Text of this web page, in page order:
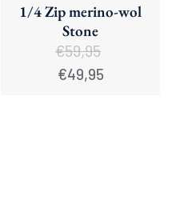
1/4 Zip merino-wol
Stone
€59,95
Oorspronkelijke
prijs
€49,95Huidige
prijs